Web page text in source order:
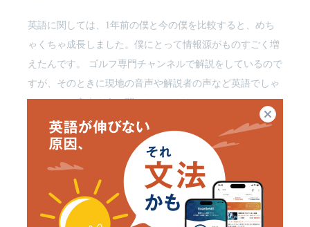
英語に関しては、1年前の僕と今の僕を比較すると、めち
ゃくちゃ成長しました。僕にとって情報源がものすごく増
えたんです。 ゴルフ専門チャンネルで解説をしているので
すが、そのときに現地の音声や解説者の声など英語でしゃ
それはテレビでは放送されていないのですが、映像だけで
は入ってこない情報が耳から入ってくるので、それを聞き
ながらしゃべっています。 現地のリポーターや解説者は一
番リアルな情報なので、それが耳に入ってくることによっ
て、例えば解説でも「今、現地ではこういうことを言って
閉じる